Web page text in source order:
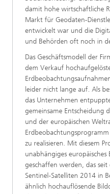
damit hohe wirtschaftliche
Markt für Geodaten-
entwickelt war und die
und Behörden oft noch in
Das Geschäftsmodell der
dem Verkauf
leider nicht lange auf. Als
das Unternehmen
gemeinsame Entscheidung
und der europäischen
zu realisieren. Mit diesem
unabhängiges europäisches
geschaffen werden, das
Sentinel-Satelliten 2014 in
ähnlich hochauflösende